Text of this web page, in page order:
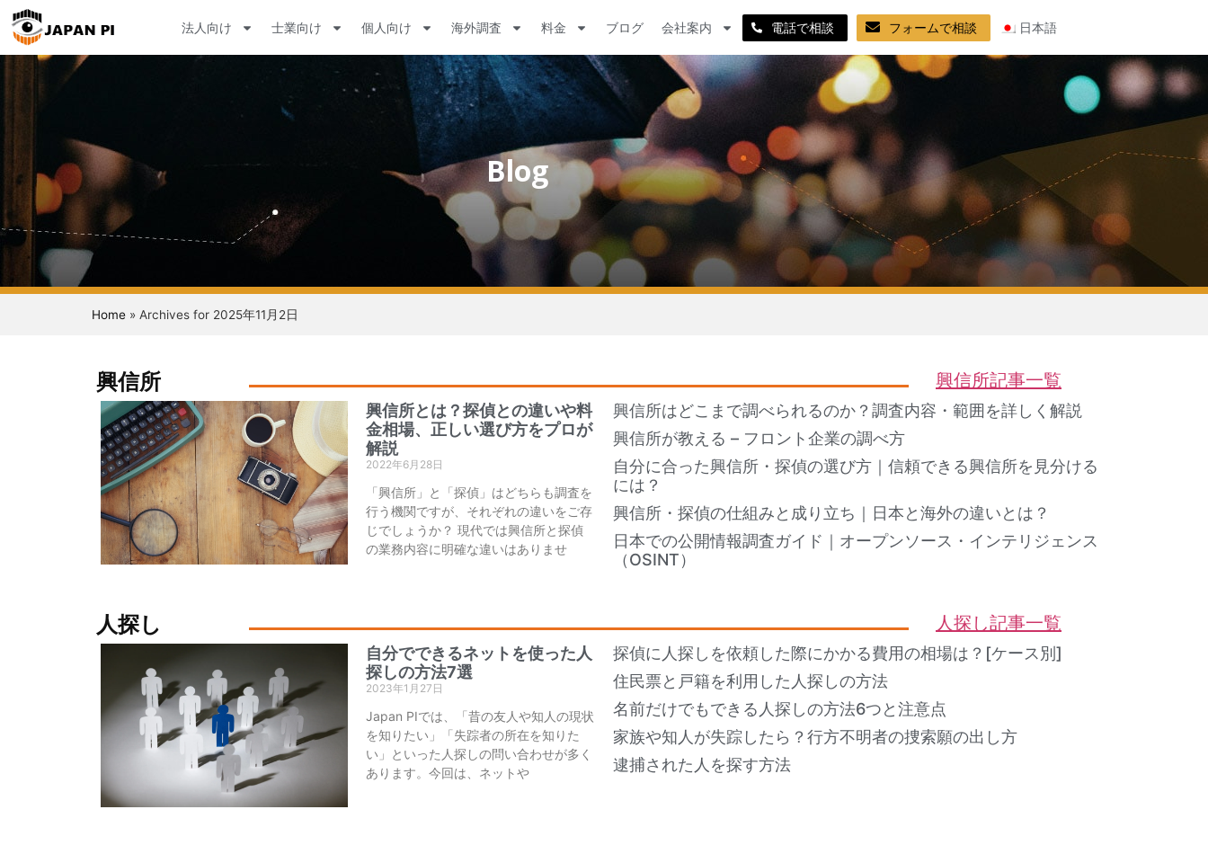
法人向け 士業向け 個人向け 海外調査 料金 ブログ 会社案内 電話で相談 フォームで相談 日本語
Blog
Home » Archives for 2025年11月2日
興信所 興信所記事一覧
興信所とは？探偵との違いや料
金相場、正しい選び方をプロが
解説
2022年6月28日
「興信所」と「探偵」はどちらも調査を
行う機関ですが、それぞれの違いをご存
じでしょうか？ 現代では興信所と探偵
の業務内容に明確な違いはありませ
興信所はどこまで調べられるのか？調査内容・範囲を詳しく解説
興信所が教える – フロント企業の調べ方
自分に合った興信所・探偵の選び方｜信頼できる興信所を見分ける
には？
興信所・探偵の仕組みと成り立ち｜日本と海外の違いとは？
日本での公開情報調査ガイド｜オープンソース・インテリジェンス
（OSINT）
人探し 人探し記事一覧
自分でできるネットを使った人
探しの方法7選
2023年1月27日
Japan PIでは、「昔の友人や知人の現状
を知りたい」「失踪者の所在を知りた
い」といった人探しの問い合わせが多く
あります。今回は、ネットや
探偵に人探しを依頼した際にかかる費用の相場は？[ケース別]
住民票と戸籍を利用した人探しの方法
名前だけでもできる人探しの方法6つと注意点
家族や知人が失踪したら？行方不明者の捜索願の出し方
逮捕された人を探す方法